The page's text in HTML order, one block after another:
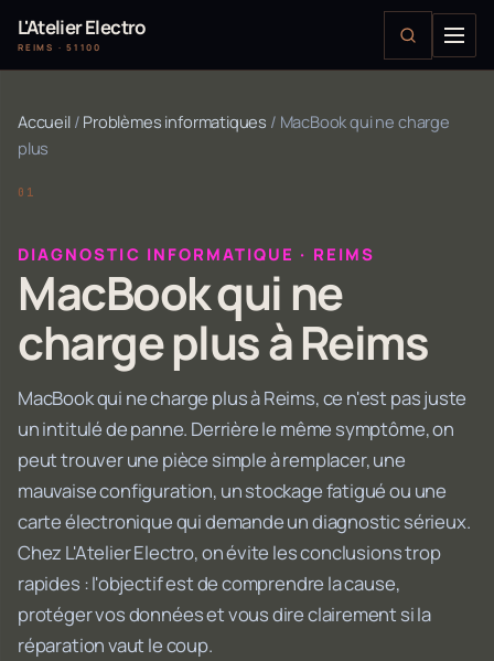
L'Atelier Electro
REIMS · 51100
Accueil/ Problèmes informatiques / MacBook qui ne charge
plus
DIAGNOSTIC INFORMATIQUE · REIMS
MacBook qui ne
charge plus à Reims
MacBook qui ne charge plus à Reims, ce n'est pas juste
un intitulé de panne. Derrière le même symptôme, on
peut trouver une pièce simple à remplacer, une
mauvaise configuration, un stockage fatigué ou une
carte électronique qui demande un diagnostic sérieux.
Chez L'Atelier Electro, on évite les conclusions trop
rapides : l'objectif est de comprendre la cause,
protéger vos données et vous dire clairement si la
réparation vaut le coup.